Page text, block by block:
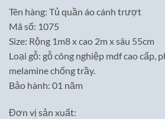
gốc
là:
Tên hàng: Tủ quần áo cánh trượt
Mã số: 1075
Size: Rộng 1m8 x cao 2m x sâu 55cm
Loại gỗ: gỗ công nghiệp mdf cao cấp,
melamine chống trầy.
Bảo hành: 01 năm
Đơn vị sản xuất: